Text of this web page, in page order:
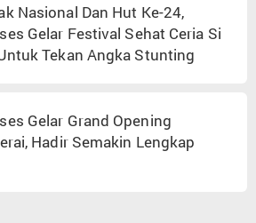
Nasional Dan Hut Ke-24,
Gelar Festival Sehat Ceria Si
Tekan Angka Stunting
Gelar Grand Opening
Hadir Semakin Lengkap